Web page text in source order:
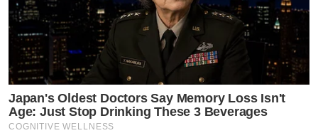
Japan's Oldest Doctors Say Memory Loss Isn't
Age: Just Stop Drinking These 3 Beverages
COGNITIVE WELLNESS